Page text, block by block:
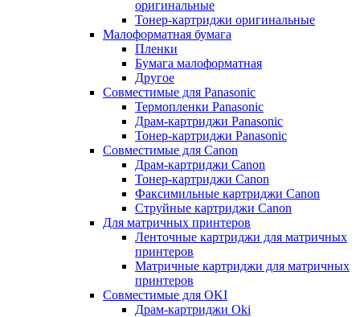
оригинальные
Тонер-картриджи оригинальные
Малоформатная бумага
Пленки
Бумага малоформатная
Другое
Совместимые для Panasonic
Термопленки Panasonic
Драм-картриджи Panasonic
Тонер-картриджи Panasonic
Совместимые для Canon
Драм-картриджи Canon
Тонер-картриджи Canon
Факсимильные картриджи Canon
Струйные картриджи Canon
Для матричных принтеров
Ленточные картриджи для матричных
принтеров
Матричные картриджи для матричных
принтеров
Совместимые для OKI
Драм-картриджи Oki